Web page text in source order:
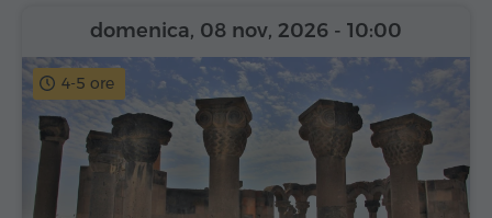
4-5 ore
domenica, 08 nov, 2026 - 10:00